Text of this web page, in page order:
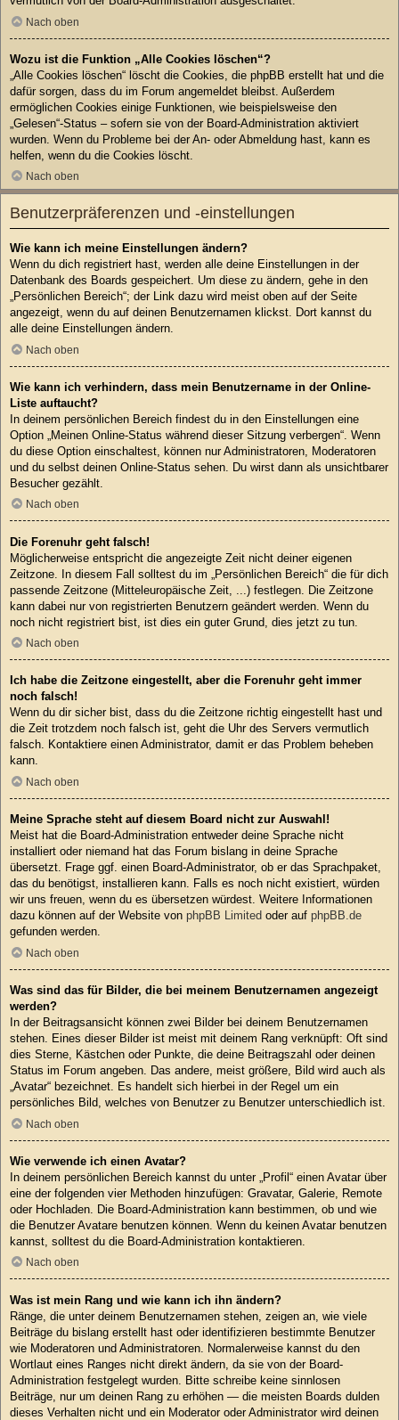
Nach oben
Wozu ist die Funktion „Alle Cookies löschen“?
„Alle Cookies löschen“ löscht die Cookies, die phpBB erstellt hat und die
dafür sorgen, dass du im Forum angemeldet bleibst. Außerdem
ermöglichen Cookies einige Funktionen, wie beispielsweise den
„Gelesen“-Status – sofern sie von der Board-Administration aktiviert
wurden. Wenn du Probleme bei der An- oder Abmeldung hast, kann es
helfen, wenn du die Cookies löscht.
Nach oben
Benutzerpräferenzen und -einstellungen
Wie kann ich meine Einstellungen ändern?
Wenn du dich registriert hast, werden alle deine Einstellungen in der
Datenbank des Boards gespeichert. Um diese zu ändern, gehe in den
„Persönlichen Bereich“; der Link dazu wird meist oben auf der Seite
angezeigt, wenn du auf deinen Benutzernamen klickst. Dort kannst du
alle deine Einstellungen ändern.
Nach oben
Wie kann ich verhindern, dass mein Benutzername in der Online-
Liste auftaucht?
In deinem persönlichen Bereich findest du in den Einstellungen eine
Option „Meinen Online-Status während dieser Sitzung verbergen“. Wenn
du diese Option einschaltest, können nur Administratoren, Moderatoren
und du selbst deinen Online-Status sehen. Du wirst dann als unsichtbarer
Besucher gezählt.
Nach oben
Die Forenuhr geht falsch!
Möglicherweise entspricht die angezeigte Zeit nicht deiner eigenen
Zeitzone. In diesem Fall solltest du im „Persönlichen Bereich“ die für dich
passende Zeitzone (Mitteleuropäische Zeit, ...) festlegen. Die Zeitzone
kann dabei nur von registrierten Benutzern geändert werden. Wenn du
noch nicht registriert bist, ist dies ein guter Grund, dies jetzt zu tun.
Nach oben
Ich habe die Zeitzone eingestellt, aber die Forenuhr geht immer
noch falsch!
Wenn du dir sicher bist, dass du die Zeitzone richtig eingestellt hast und
die Zeit trotzdem noch falsch ist, geht die Uhr des Servers vermutlich
falsch. Kontaktiere einen Administrator, damit er das Problem beheben
kann.
Nach oben
Meine Sprache steht auf diesem Board nicht zur Auswahl!
Meist hat die Board-Administration entweder deine Sprache nicht
installiert oder niemand hat das Forum bislang in deine Sprache
übersetzt. Frage ggf. einen Board-Administrator, ob er das Sprachpaket,
das du benötigst, installieren kann. Falls es noch nicht existiert, würden
wir uns freuen, wenn du es übersetzen würdest. Weitere Informationen
dazu können auf der Website von phpBB Limited oder auf phpBB.de
gefunden werden.
Nach oben
Was sind das für Bilder, die bei meinem Benutzernamen angezeigt
werden?
In der Beitragsansicht können zwei Bilder bei deinem Benutzernamen
stehen. Eines dieser Bilder ist meist mit deinem Rang verknüpft: Oft sind
dies Sterne, Kästchen oder Punkte, die deine Beitragszahl oder deinen
Status im Forum angeben. Das andere, meist größere, Bild wird auch als
„Avatar“ bezeichnet. Es handelt sich hierbei in der Regel um ein
persönliches Bild, welches von Benutzer zu Benutzer unterschiedlich ist.
Nach oben
Wie verwende ich einen Avatar?
In deinem persönlichen Bereich kannst du unter „Profil“ einen Avatar über
eine der folgenden vier Methoden hinzufügen: Gravatar, Galerie, Remote
oder Hochladen. Die Board-Administration kann bestimmen, ob und wie
die Benutzer Avatare benutzen können. Wenn du keinen Avatar benutzen
kannst, solltest du die Board-Administration kontaktieren.
Nach oben
Was ist mein Rang und wie kann ich ihn ändern?
Ränge, die unter deinem Benutzernamen stehen, zeigen an, wie viele
Beiträge du bislang erstellt hast oder identifizieren bestimmte Benutzer
wie Moderatoren und Administratoren. Normalerweise kannst du den
Wortlaut eines Ranges nicht direkt ändern, da sie von der Board-
Administration festgelegt wurden. Bitte schreibe keine sinnlosen
Beiträge, nur um deinen Rang zu erhöhen — die meisten Boards dulden
dieses Verhalten nicht und ein Moderator oder Administrator wird deinen